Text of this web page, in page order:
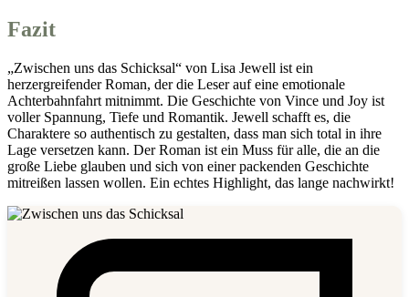
Fazit
„Zwischen uns das Schicksal“ von Lisa Jewell ist ein
herzergreifender Roman, der die Leser auf eine emotionale
Achterbahnfahrt mitnimmt. Die Geschichte von Vince und Joy ist
voller Spannung, Tiefe und Romantik. Jewell schafft es, die
Charaktere so authentisch zu gestalten, dass man sich total in ihre
Lage versetzen kann. Der Roman ist ein Muss für alle, die an die
große Liebe glauben und sich von einer packenden Geschichte
mitreißen lassen wollen. Ein echtes Highlight, das lange nachwirkt!